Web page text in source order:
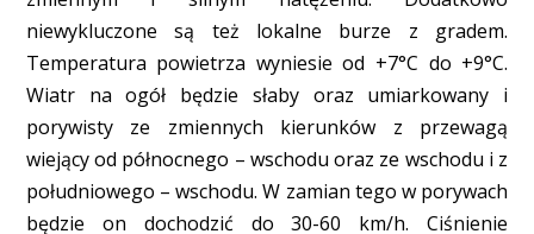
niewykluczone są też lokalne burze z gradem.
Temperatura powietrza wyniesie od +7°C do +9°C.
Wiatr na ogół będzie słaby oraz umiarkowany i
porywisty ze zmiennych kierunków z przewagą
wiejący od północnego – wschodu oraz ze wschodu i z
południowego – wschodu. W zamian tego w porywach
będzie on dochodzić do 30-60 km/h. Ciśnienie